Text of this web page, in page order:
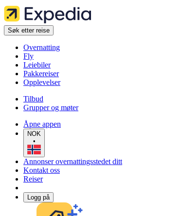
Søk etter reise
Overnatting
Fly
Leiebiler
Pakkereiser
Opplevelser
Tilbud
Grupper og møter
Åpne appen
NOK
•
Annonser overnattingsstedet ditt
Kontakt oss
Reiser
Logg på